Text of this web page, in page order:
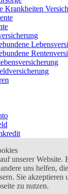
Krankheiten
unserer Website.
uns helfen,
Sie akzeptieren
zu nutzen.